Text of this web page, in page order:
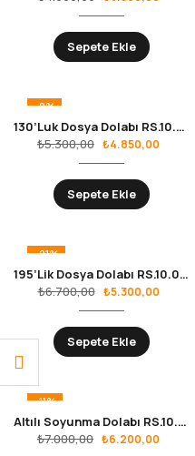
Sepete Ekle
-8%
130’Luk Dosya Dolabı RS.10.02.02
₺5.300,00 ₺4.850,00
Sepete Ekle
-21%
195’Lik Dosya Dolabı RS.10.02.01
₺6.700,00 ₺5.300,00
Sepete Ekle
-11%
Altılı Soyunma Dolabı RS.10.01.05
₺7.000,00 ₺6.200,00